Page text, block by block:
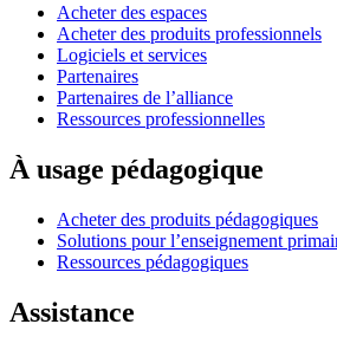
Acheter des espaces
Acheter des produits professionnels
Logiciels et services
Partenaires
Partenaires de l’alliance
Ressources professionnelles
À usage pédagogique
Acheter des produits pédagogiques
Solutions pour l’enseignement
Ressources pédagogiques
Assistance